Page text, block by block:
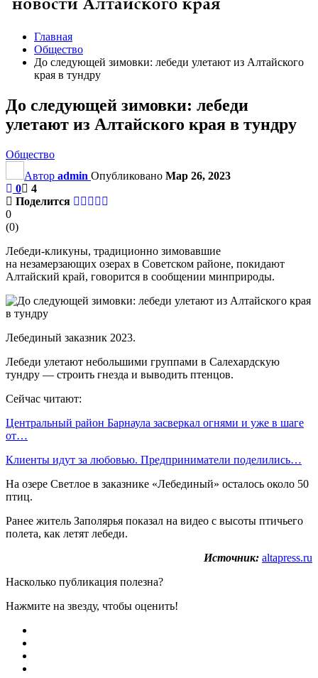
Главная
Общество
До следующей зимовки: лебеди улетают из Алтайского
края в тундру
До следующей зимовки: лебеди
улетают из Алтайского края в тундру
Общество
Автор admin Опубликовано Мар 26, 2023
0
4
Поделится
0
(0)
Лебеди-кликуны, традиционно зимовавшие
на незамерзающих озерах в Советском районе, покидают
Алтайский край, говорится в сообщении минприроды.
Лебединый заказник 2023.
Лебеди улетают небольшими группами в Салехардскую
тундру — строить гнезда и выводить птенцов.
Сейчас читают:
Центральный район Барнаула засверкал огнями и уже в шаге
от…
Клиенты идут за любовью. Предприниматели поделились…
На озере Светлое в заказнике «Лебединый» осталось около 50
птиц.
Ранее житель Заполярья показал на видео с высоты птичьего
полета, как летят лебеди.
Источник: altapress.ru
Насколько публикация полезна?
Нажмите на звезду, чтобы оценить!